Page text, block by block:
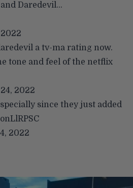
Daredevil…
a tv-ma rating now.
tone and feel of the netflix
2022
since they just added
2022